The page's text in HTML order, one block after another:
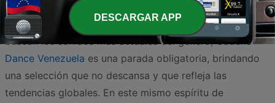
oferta radial que captura la esencia de la fiesta y la
innovación sonora en cada rincón del país. Para quienes
buscan los sonidos más actuales del género,Cadena
Dance Venezuela es una parada obligatoria, brindando
una selección que no descansa y que refleja las
tendencias globales. En este mismo espíritu de
DESCARGAR APP